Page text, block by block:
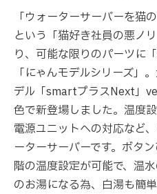
「ウォーターサーバーを猫
という「猫好き社員の悪ノ
り、可能な限りのパーツに
「にゃんモデルシリーズ」
デル「smartプラスNext」
色で新登場しました。温度
電源ユニットへの対応など
ーターサーバーです。ボタ
階の温度設定が可能で、温
のお湯になる為、白湯も簡